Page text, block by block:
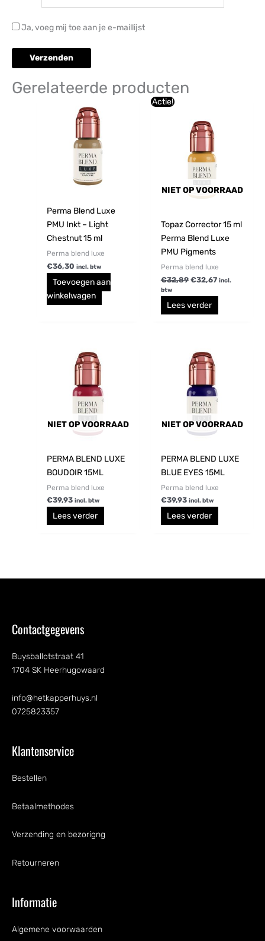
Ja, voeg mij toe aan je e-maillijst
Gerelateerde producten
Perma Blend Luxe
PMU Inkt – Light
Chestnut 15 ml
Perma blend luxe
€36,30 incl. btw
Toevoegen aan
winkelwagen
Actie!
NIET OP VOORRAAD
Topaz Corrector 15 ml
Perma Blend Luxe
PMU Pigments
Perma blend luxe
€32,89
€32,89.
€32,67 incl.
btw
Lees verder
NIET OP VOORRAAD
PERMA BLEND LUXE
BOUDOIR 15ML
Perma blend luxe
€39,93 incl. btw
Lees verder
NIET OP VOORRAAD
PERMA BLEND LUXE
BLUE EYES 15ML
Perma blend luxe
€39,93 incl. btw
Lees verder
Contactgegevens
Buysballotstraat 41
1704 SK Heerhugowaard
info@hetkapperhuys.nl
0725823357
Klantenservice
Bestellen
Betaalmethodes
Verzending en bezorigng
Retourneren
Informatie
Algemene voorwaarden